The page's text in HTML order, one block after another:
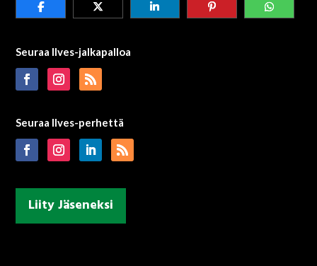
Seuraa Ilves-jalkapalloa
Seuraa Ilves-perhettä
Liity Jäseneksi